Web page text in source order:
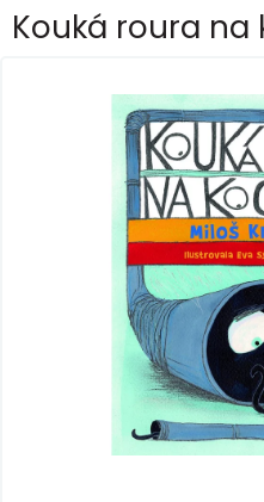
Kouká roura na